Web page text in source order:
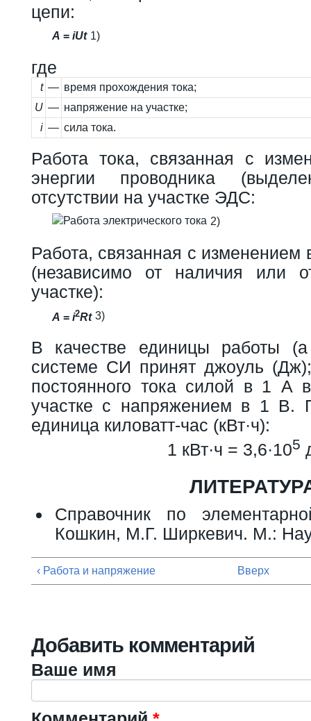
цепи:
A = iUt 1)
где
t — время прохождения тока;
U — напряжение на участке;
i — сила тока.
Работа тока, связанная с
энергии проводника
отсутствии на участке ЭДС:
2)
Работа, связанная с изменением
(независимо от наличия или
участке):
A = i2Rt 3)
В качестве единицы работы
системе СИ принят джоуль
постоянного тока силой в 1 А
участке с напряжением в 1 В.
единица киловатт-час (кВт·ч):
1 кВт·ч = 3,6·105
Справочник по
Кошкин, М.Г. Ширкевич. М.:
‹ Работа и напряжение Вверх
Добавить комментарий
Ваше имя